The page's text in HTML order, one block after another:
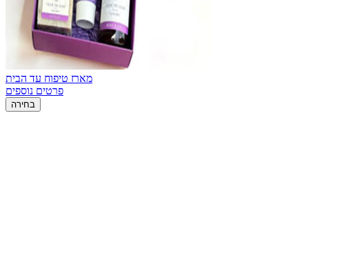
מארז טיפוח עד הבית
פרטים נוספים
בחירה